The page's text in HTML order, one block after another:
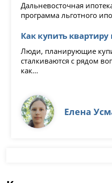
Дальневосточная
программа льготного
Как купить квартиру
Люди, планирующие
сталкиваются с рядом
как...
Елена